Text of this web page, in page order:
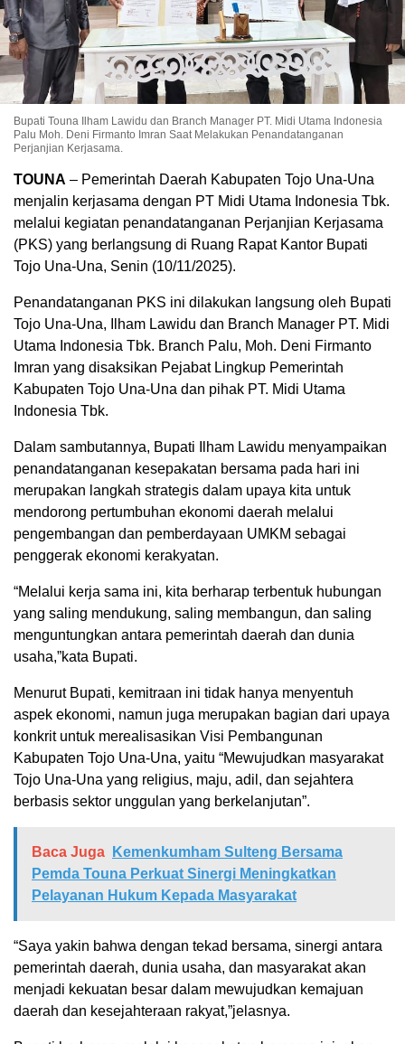
Bupati Touna Ilham Lawidu dan Branch Manager PT. Midi Utama Indonesia
Palu Moh. Deni Firmanto Imran Saat Melakukan Penandatanganan
Perjanjian Kerjasama.
TOUNA – Pemerintah Daerah Kabupaten Tojo Una-Una
menjalin kerjasama dengan PT Midi Utama Indonesia Tbk.
melalui kegiatan penandatanganan Perjanjian Kerjasama
(PKS) yang berlangsung di Ruang Rapat Kantor Bupati
Tojo Una-Una, Senin (10/11/2025).
Penandatanganan PKS ini dilakukan langsung oleh Bupati
Tojo Una-Una, Ilham Lawidu dan Branch Manager PT. Midi
Utama Indonesia Tbk. Branch Palu, Moh. Deni Firmanto
Imran yang disaksikan Pejabat Lingkup Pemerintah
Kabupaten Tojo Una-Una dan pihak PT. Midi Utama
Indonesia Tbk.
Dalam sambutannya, Bupati Ilham Lawidu menyampaikan
penandatanganan kesepakatan bersama pada hari ini
merupakan langkah strategis dalam upaya kita untuk
mendorong pertumbuhan ekonomi daerah melalui
pengembangan dan pemberdayaan UMKM sebagai
penggerak ekonomi kerakyatan.
“Melalui kerja sama ini, kita berharap terbentuk hubungan
yang saling mendukung, saling membangun, dan saling
menguntungkan antara pemerintah daerah dan dunia
usaha,”kata Bupati.
Menurut Bupati, kemitraan ini tidak hanya menyentuh
aspek ekonomi, namun juga merupakan bagian dari upaya
konkrit untuk merealisasikan Visi Pembangunan
Kabupaten Tojo Una-Una, yaitu “Mewujudkan masyarakat
Tojo Una-Una yang religius, maju, adil, dan sejahtera
berbasis sektor unggulan yang berkelanjutan”.
Baca Juga
Kemenkumham Sulteng Bersama
Pemda Touna Perkuat Sinergi Meningkatkan
Pelayanan Hukum Kepada Masyarakat
“Saya yakin bahwa dengan tekad bersama, sinergi antara
pemerintah daerah, dunia usaha, dan masyarakat akan
menjadi kekuatan besar dalam mewujudkan kemajuan
daerah dan kesejahteraan rakyat,”jelasnya.